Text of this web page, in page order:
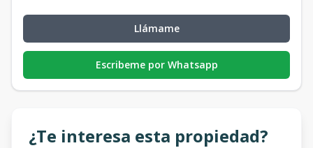
Llámame
Escribeme por Whatsapp
¿Te interesa esta propiedad?